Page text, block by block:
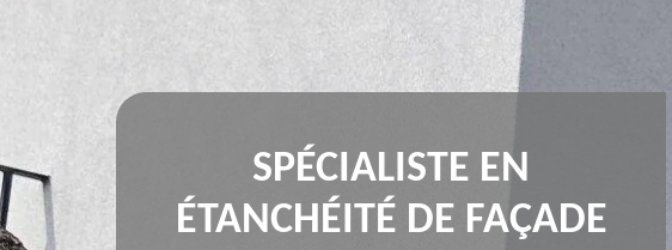
SPÉCIALISTE EN
ÉTANCHÉITÉ DE FAÇADE